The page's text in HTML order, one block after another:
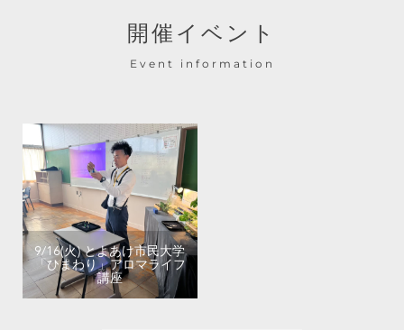
開催イベント
Event information
9/16(火) とよあけ市民大学
「ひまわり」アロマライフ
講座